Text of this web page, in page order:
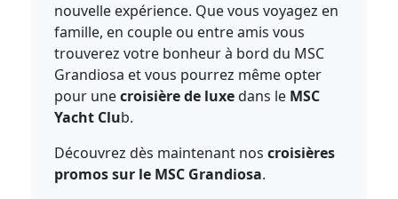
nouvelle expérience. Que vous voyagez en
famille, en couple ou entre amis vous
trouverez votre bonheur à bord du MSC
Grandiosa et vous pourrez même opter
pour unecroisière de luxedans le MSC
Yacht Club.
Découvrez dès maintenant noscroisières
promos sur le MSC Grandiosa.